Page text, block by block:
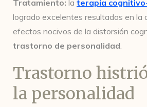
Tratamiento: la terapia
logrado excelentes resultados en la
efectos nocivos de la distorsión
trastorno de personalidad.
Trastorno
la personalidad